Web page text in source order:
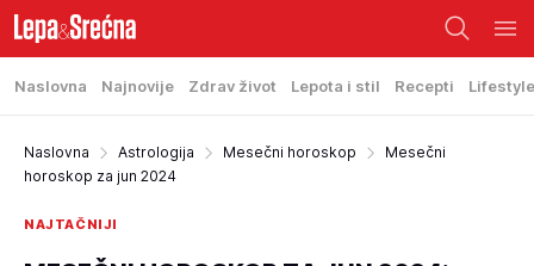
Naslovna Najnovije Zdrav život Lepota i stil Recepti Lifestyle
Naslovna Astrologija Mesečni horoskop
Mesečni
horoskop za jun 2024
NAJTAČNIJI